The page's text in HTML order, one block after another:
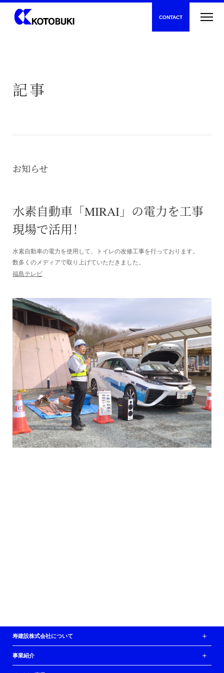
CONTACT
新着情報
寿建設について
トンネル補修工事
社会活動
協力会社の皆様へ
CONTACT
記事
お知らせ
水素自動車「MIRAI」の電力を工事
現場で活用！
水素自動車の電力を使用して、トイレの改修工事を行っております。
数多くのメディアで取り上げていただきました。
福島テレビ
寿建設株式会社について
事業紹介